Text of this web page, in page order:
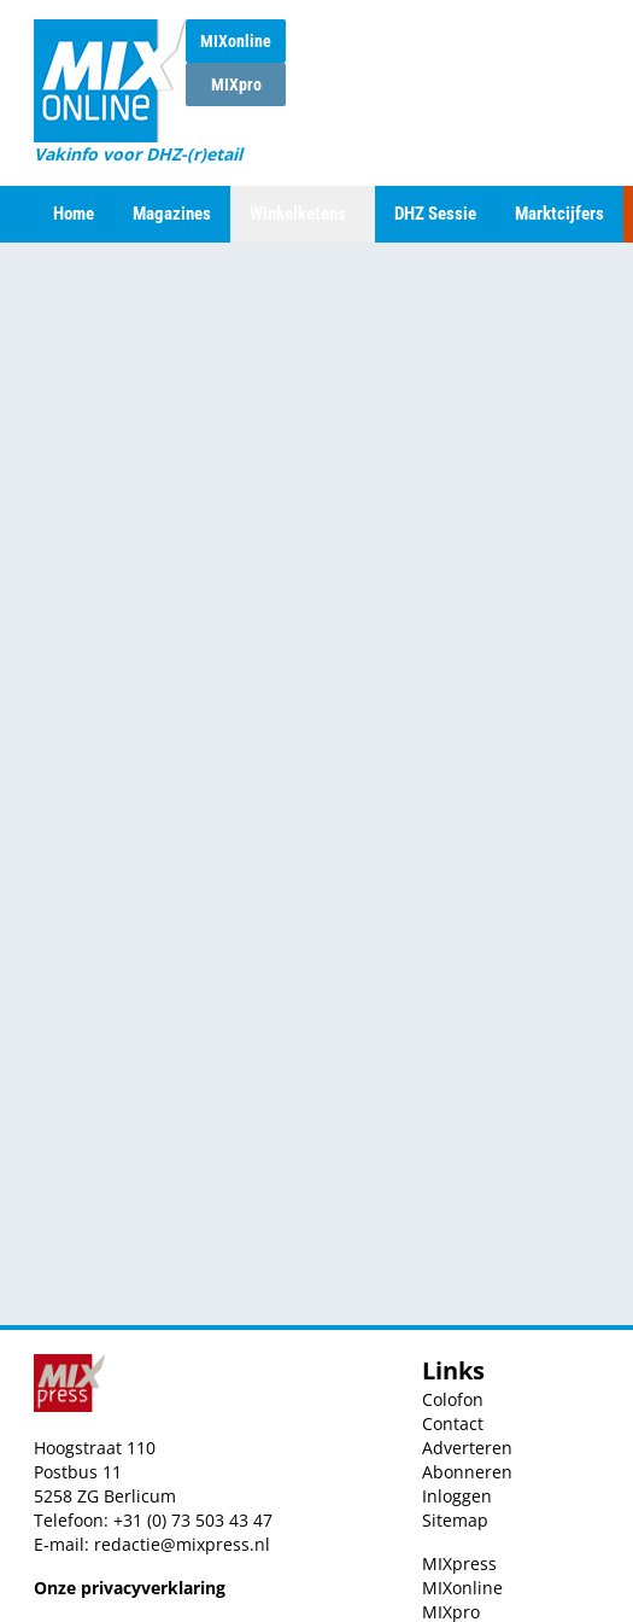
MIXonline
MIXpro
Vakinfo voor DHZ-(r)etail
Home Magazines DHZ Sessie Marktcijfers
Hoogstraat 110
Postbus 11
5258 ZG Berlicum
Telefoon: +31 (0) 73 503 43 47
E-mail: redactie@mixpress.nl
Onze privacyverklaring
Links
Colofon
Contact
Adverteren
Abonneren
Inloggen
Sitemap
MIXpress
MIXonline
MIXpro